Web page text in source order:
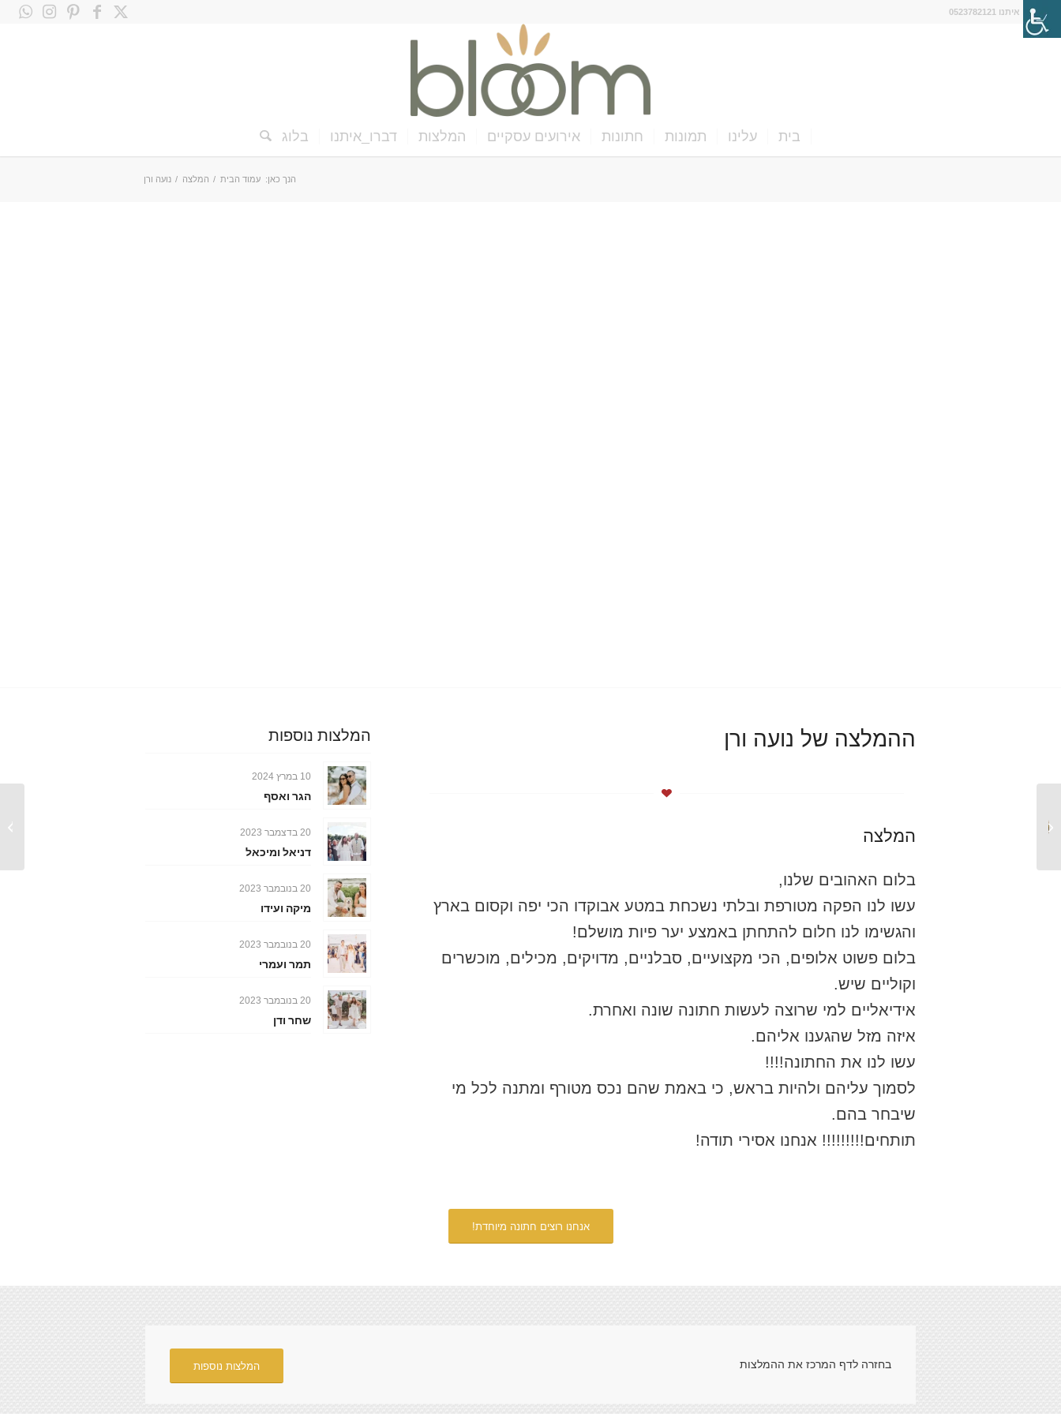
דברו איתנו 0523782121
בית עלינו תמונות חתונות אירועים עסקיים המלצות דברו_איתנו בלוג
הנך כאן: עמוד הבית / המלצה / נועה ורן
ההמלצה של נועה ורן
המלצה
בלום האהובים שלנו,
עשו לנו הפקה מטורפת ובלתי נשכחת במטע אבוקדו הכי יפה וקסום בארץ
והגשימו לנו חלום להתחתן באמצע יער פיות מושלם!
בלום פשוט אלופים, הכי מקצועיים, סבלניים, מדויקים, מכילים, מוכשרים
וקוליים שיש.
אידיאליים למי שרוצה לעשות חתונה שונה ואחרת.
איזה מזל שהגענו אליהם.
עשו לנו את החתונה!!!!
לסמוך עליהם ולהיות בראש, כי באמת שהם נכס מטורף ומתנה לכל מי
שיבחר בהם.
תותחים!!!!!!!!! אנחנו אסירי תודה!
המלצות נוספות
10 במרץ 2024
הגר ואסף
20 בדצמבר 2023
דניאל ומיכאל
20 בנובמבר 2023
מיקה ועידו
20 בנובמבר 2023
תמר ועמרי
20 בנובמבר 2023
שחר ודן
אנחנו רוצים חתונה מיוחדת!
בחזרה לדף המרכז את ההמלצות המלצות נוספות
יובל
שחשוב לדעת לקראת
חתונה בטבע...